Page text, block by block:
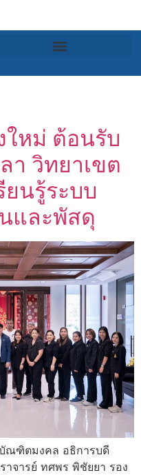
ใหม่ ต้อนรับ
า วิทยาเขต
ยนรู้ระบบ
และพัสดุ
ณฑิตมงคล อธิการบดี
าจารย์ ทศพร พิชัยยา รอง